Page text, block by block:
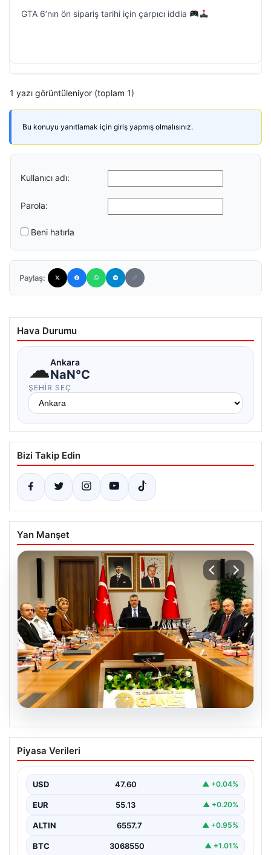
GTA 6’nın ön sipariş tarihi için çarpıcı iddia
1 yazı görüntüleniyor (toplam 1)
Bu konuyu yanıtlamak için giriş yapmış olmalısınız.
Kullanıcı adı:
Parola:
Beni hatırla
Paylaş:
Hava Durumu
☁Ankara
NaN°C
ŞEHIR SEÇ
Bizi Takip Edin
Yan Manşet
Organize suçla mücadele toplantısı.
İçişleri Bakanı Çiftçi: Hiçbir suç
Piyasa Verileri
USD 47.60 ▲ +0.04%
EUR 55.13 ▲ +0.20%
ALTIN 6557.7 ▲ +0.95%
BTC 3068550 ▲ +1.01%